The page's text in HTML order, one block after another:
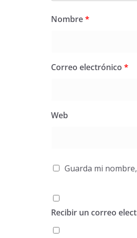
Nombre*
Correo electrónico *
Web
Guarda mi
Recibir un correo